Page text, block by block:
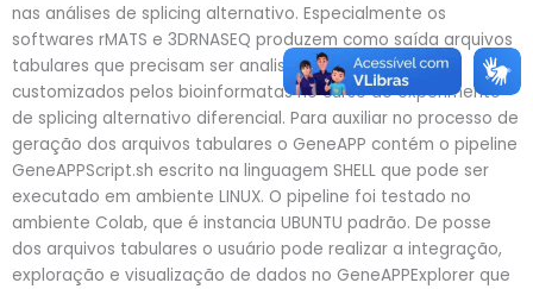
nas análises de splicing alternativo. Especialmente os
softwares rMATS e 3DRNASEQ produzem como saída arquivos
tabulares que precisam ser analisados por scripts
customizados pelos bioinformatas no curso do experimento
de splicing alternativo diferencial. Para auxiliar no processo de
geração dos arquivos tabulares o GeneAPP contém o pipeline
GeneAPPScript.sh escrito na linguagem SHELL que pode ser
executado em ambiente LINUX. O pipeline foi testado no
ambiente Colab, que é instancia UBUNTU padrão. De posse
dos arquivos tabulares o usuário pode realizar a integração,
exploração e visualização de dados no GeneAPPExplorer que